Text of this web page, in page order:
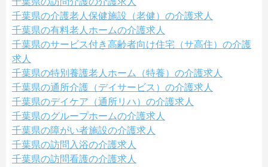
千葉県の介護老人保健施設（老健）の介護求人
千葉県の有料老人ホームの介護求人
千葉県のサービス付き高齢者向け住宅（サ高住）の介護
求人
千葉県の特別養護老人ホーム（特養）の介護求人
千葉県の通所介護（デイサービス）の介護求人
千葉県のデイケア（通所リハ）の介護求人
千葉県のグループホームの介護求人
千葉県の障がい者施設の介護求人
千葉県の訪問入浴の介護求人
千葉県の訪問看護の介護求人